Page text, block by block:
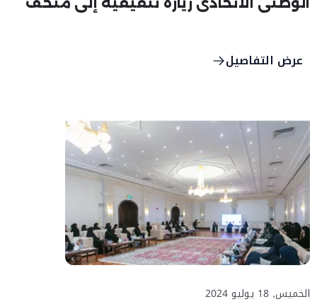
عرض التفاصيل
الخميس, 18 يوليو 2024